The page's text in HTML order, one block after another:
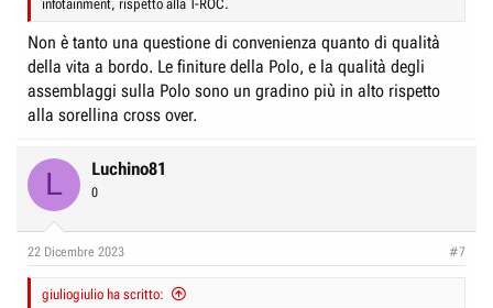
infotainment, rispetto alla T-ROC.
Non è tanto una questione di convenienza quanto di qualità
della vita a bordo. Le finiture della Polo, e la qualità degli
assemblaggi sulla Polo sono un gradino più in alto rispetto
alla sorellina cross over.
L Luchino81
0
22 Dicembre 2023 #7
giuliogiulio ha scritto: